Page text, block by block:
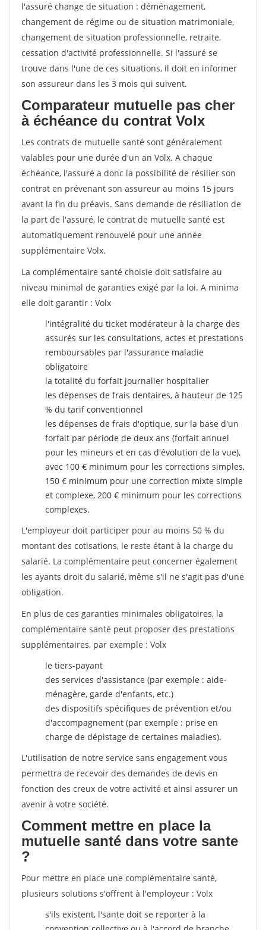
l'assuré change de situation : déménagement,
changement de régime ou de situation matrimoniale,
changement de situation professionnelle, retraite,
cessation d'activité professionnelle. Si l'assuré se
trouve dans l'une de ces situations, il doit en informer
son assureur dans les 3 mois qui suivent.
Comparateur mutuelle pas cher
à échéance du contrat Volx
Les contrats de mutuelle santé sont généralement
valables pour une durée d'un an Volx. A chaque
échéance, l'assuré a donc la possibilité de résilier son
contrat en prévenant son assureur au moins 15 jours
avant la fin du préavis. Sans demande de résiliation de
la part de l'assuré, le contrat de mutuelle santé est
automatiquement renouvelé pour une année
supplémentaire Volx.
La complémentaire santé choisie doit satisfaire au
niveau minimal de garanties exigé par la loi. A minima
elle doit garantir : Volx
l'intégralité du ticket modérateur à la charge des
assurés sur les consultations, actes et prestations
remboursables par l'assurance maladie
obligatoire
la totalité du forfait journalier hospitalier
les dépenses de frais dentaires, à hauteur de 125
% du tarif conventionnel
les dépenses de frais d'optique, sur la base d'un
forfait par période de deux ans (forfait annuel
pour les mineurs et en cas d'évolution de la vue),
avec 100 € minimum pour les corrections simples,
150 € minimum pour une correction mixte simple
et complexe, 200 € minimum pour les corrections
complexes.
L'employeur doit participer pour au moins 50 % du
montant des cotisations, le reste étant à la charge du
salarié. La complémentaire peut concerner également
les ayants droit du salarié, même s'il ne s'agit pas d'une
obligation.
En plus de ces garanties minimales obligatoires, la
complémentaire santé peut proposer des prestations
supplémentaires, par exemple : Volx
le tiers-payant
des services d'assistance (par exemple : aide-
ménagère, garde d'enfants, etc.)
des dispositifs spécifiques de prévention et/ou
d'accompagnement (par exemple : prise en
charge de dépistage de certaines maladies).
L'utilisation de notre service sans engagement vous
permettra de recevoir des demandes de devis en
fonction des creux de votre activité et ainsi assurer un
avenir à votre société.
Comment mettre en place la
mutuelle santé dans votre sante
?
Pour mettre en place une complémentaire santé,
plusieurs solutions s'offrent à l'employeur : Volx
s'ils existent, l'sante doit se reporter à la